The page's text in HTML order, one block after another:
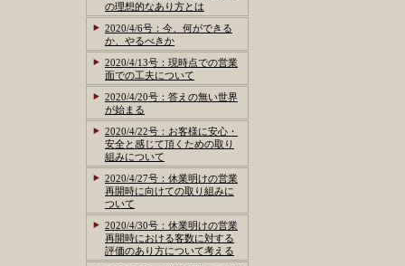
の理想的なあり方とは
2020/4/6号：今、何ができる
か、やるべきか
2020/4/13号：現時点での営業
面での工夫について
2020/4/20号：答えの無い世界
が始まる
2020/4/22号：お客様に安心・
安全と感じて頂くための取り
組みについて
2020/4/27号：休業明けの営業
再開時に向けての取り組みに
ついて
2020/4/30号：休業明けの営業
再開時における客数に対する
評価のあり方について考える